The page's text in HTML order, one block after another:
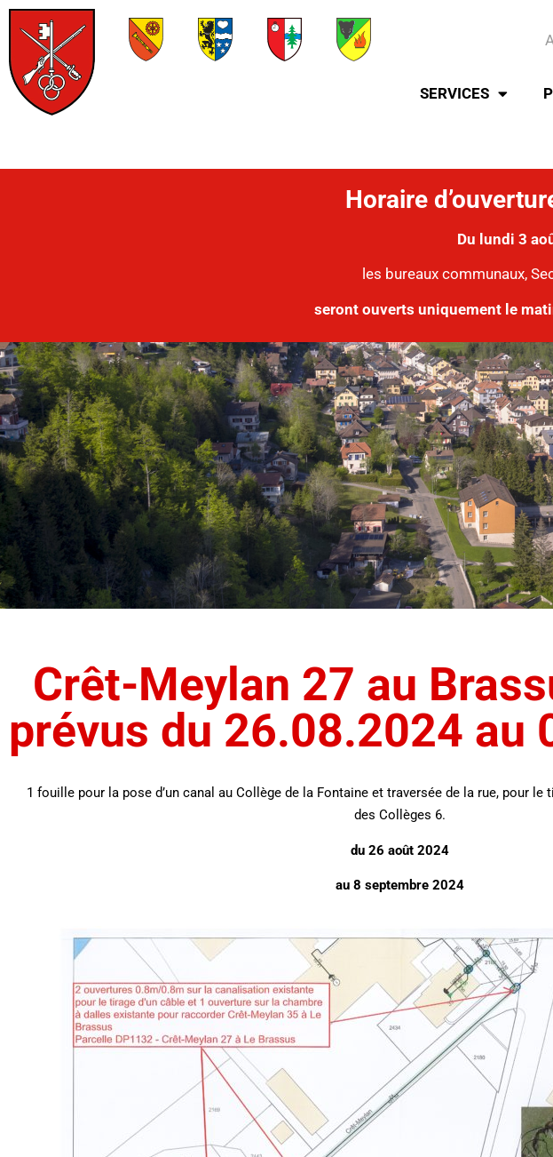
SERVICES
Horaire
Du lundi 3
les bureaux communaux,
seront ouverts uniquement le
Crêt-Meylan 27 au
prévus du 26.08.2024 au
1 fouille pour la pose d’un canal au Collège de la Fontaine et traversée de la rue, pour le
des Collèges 6.
du 26 août 2024
au 8 septembre 2024